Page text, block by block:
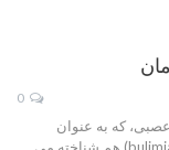
که به عنوان